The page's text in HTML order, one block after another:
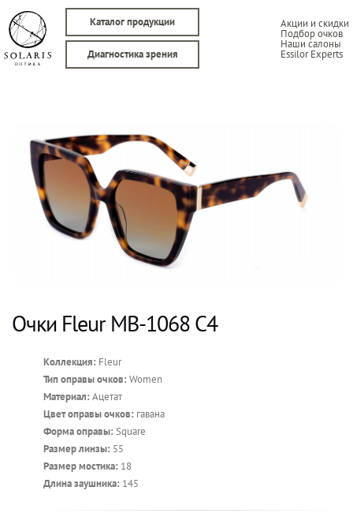
Каталог продукции Акции и скидки
Подбор очков
Наши салоны
Essilor Experts
Диагностика зрения
Очки Fleur MB-1068 C4
Коллекция: Fleur
Тип оправы очков: Women
Материал: Ацетат
Цвет оправы очков: гавана
Форма оправы: Square
Размер линзы: 55
Размер мостика: 18
Длина заушника: 145